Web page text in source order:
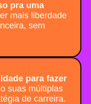
pra uma
mais liberdade
sem
para fazer
suas múltiplas
de carreira.